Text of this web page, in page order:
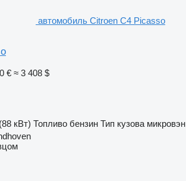
автомобиль Citroen C4 Picasso
€ ≈ 3 408 $
кВт) Топливо бензин Тип кузова микровэн